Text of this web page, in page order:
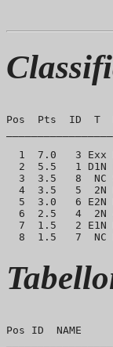
Pos  Pts  ID
1  7.0   3 Exx
2  5.5   1 D1N
3  3.5   8  NC
4  3.5   5  2N
5  3.0   6 E2N
6  2.5   4  2N
7  1.5   2 E1N
Pos ID